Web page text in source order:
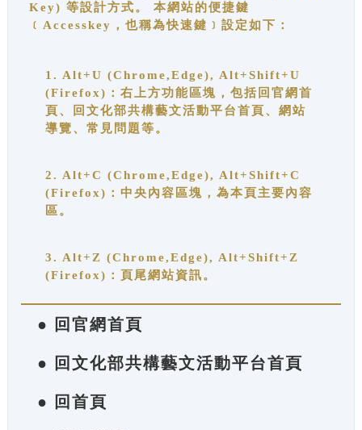
Key) 等設計方式。 本網站的便捷鍵
﹝Accesskey，也稱為快速鍵﹞設定如下：
1. Alt+U (Chrome,Edge), Alt+Shift+U
(Firefox)：右上方功能區塊，包括回官網首
頁、回文化部共構藝文活動平台首頁、網站
導覽、常見問題等。
2. Alt+C (Chrome,Edge), Alt+Shift+C
(Firefox)：中央內容區塊，為本頁主要內容
區。
3. Alt+Z (Chrome,Edge), Alt+Shift+Z
(Firefox)：頁尾網站資訊。
● 回官網首頁
● 回文化部共構藝文活動平台首頁
● 回首頁